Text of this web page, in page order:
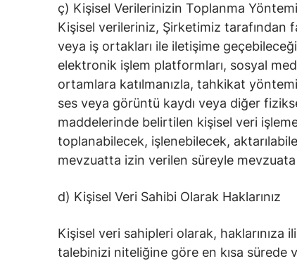
ç) Kişisel Verilerinizin Toplanma
Kişisel verileriniz, Şirketimiz tarafından
veya iş ortakları ile iletişime
elektronik işlem platformları, sosyal
ortamlara katılmanızla, tahkikat
ses veya görüntü kaydı veya diğer
maddelerinde belirtilen kişisel veri
toplanabilecek, işlenebilecek,
mevzuatta izin verilen süreyle
d) Kişisel Veri Sahibi Olarak Haklarınız
Kişisel veri sahipleri olarak,
talebinizi niteliğine göre en kısa sürede